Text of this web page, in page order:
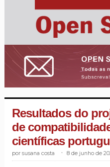
Resultados do
de
científicas
susana costa 8 de junho de